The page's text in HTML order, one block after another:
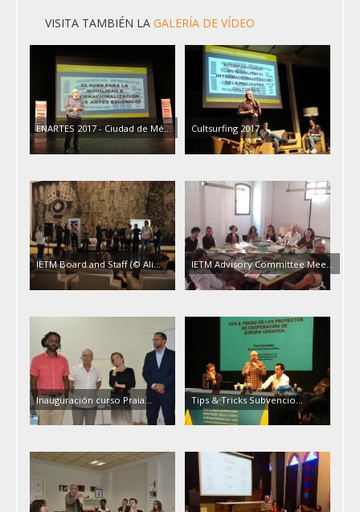
VISITA TAMBIÉN LA GALERÍA DE VÍDEO
ENARTES 2017 - Ciudad de Mé... Cultsurfing 2017
IETM Board and Staff (© Ali... IETM Advisory Committee Mee...
Inauguración curso Praia... Tips & Tricks Subvencio...